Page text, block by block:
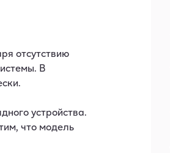
отсутствию
В
устройства.
что модель